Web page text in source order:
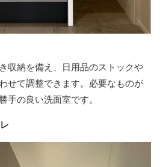
収納を備え、日用品のストックや
せて調整できます。必要なものが
手の良い洗面室です。